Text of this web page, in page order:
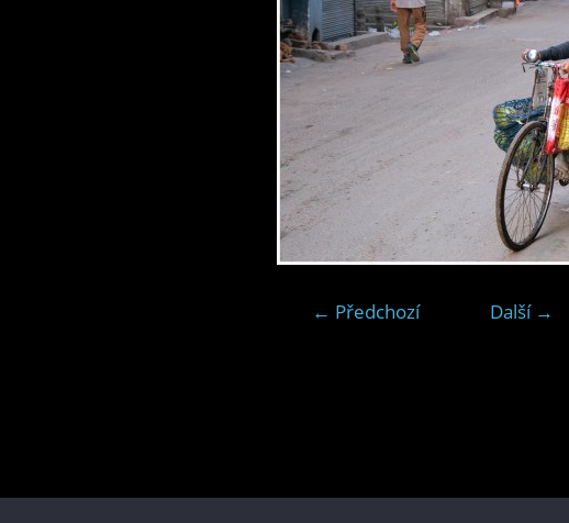
← Předchozí Další →